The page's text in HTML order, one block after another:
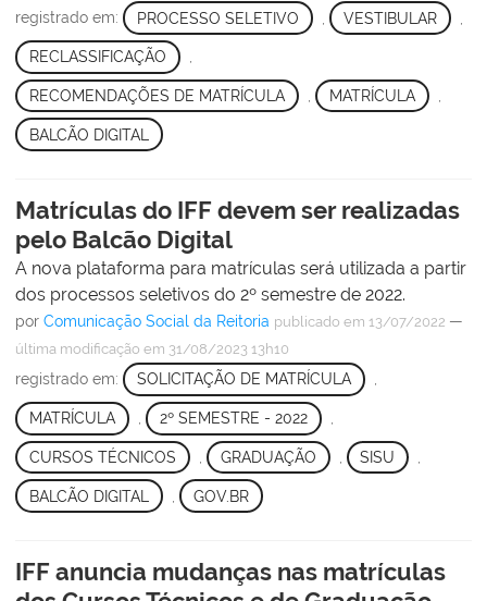
registrado em: PROCESSO SELETIVO VESTIBULAR
RECLASSIFICAÇÃO ,
RECOMENDAÇÕES DE MATRÍCULA MATRÍCULA
BALCÃO DIGITAL
Matrículas do IFF devem ser realizadas
pelo Balcão Digital
A nova plataforma para matrículas será utilizada a partir
dos processos seletivos do 2º semestre de 2022.
por Comunicação Social da Reitoria publicado em 13/07/2022 —
última modificação em 31/08/2023 13h10
registrado em: SOLICITAÇÃO DE MATRÍCULA ,
MATRÍCULA 2º SEMESTRE - 2022
CURSOS TÉCNICOS GRADUAÇÃO SISU
BALCÃO DIGITAL GOV.BR
IFF anuncia mudanças nas matrículas